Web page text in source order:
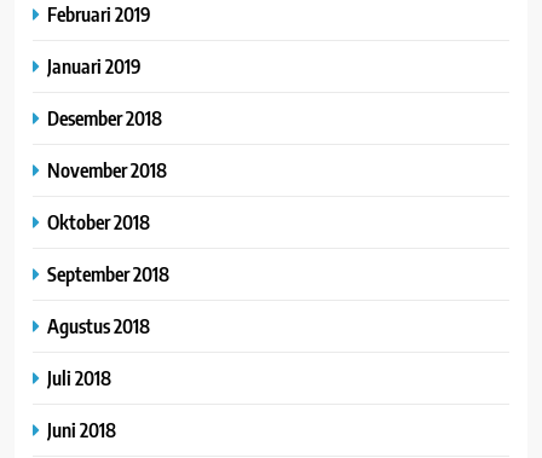
Februari 2019
Januari 2019
Desember 2018
November 2018
Oktober 2018
September 2018
Agustus 2018
Juli 2018
Juni 2018